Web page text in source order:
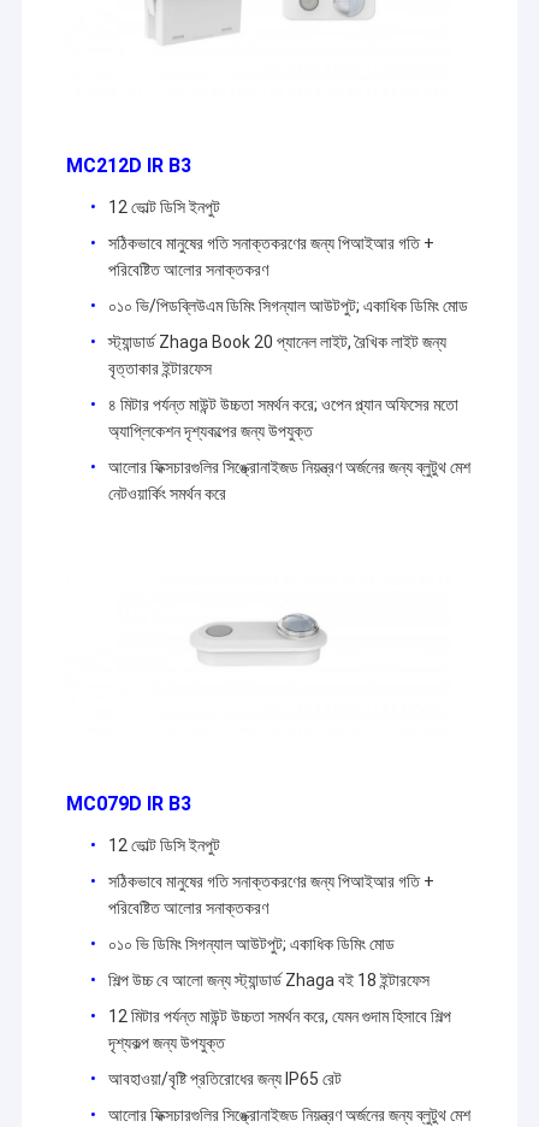
MC212D IR B3
12 ভোল্ট ডিসি ইনপুট
সঠিকভাবে মানুষের গতি সনাক্তকরণের জন্য পিআইআর গতি +
পরিবেষ্টিত আলোর সনাক্তকরণ
০১০ ভি/পিডব্লিউএম ডিমিং সিগন্যাল আউটপুট; একাধিক ডিমিং মোড
স্ট্যান্ডার্ড Zhaga Book 20 প্যানেল লাইট, রৈখিক লাইট জন্য
বৃত্তাকার ইন্টারফেস
৪ মিটার পর্যন্ত মাউন্ট উচ্চতা সমর্থন করে; ওপেন প্ল্যান অফিসের মতো
অ্যাপ্লিকেশন দৃশ্যকল্পের জন্য উপযুক্ত
আলোর ফিক্সচারগুলির সিঙ্ক্রোনাইজড নিয়ন্ত্রণ অর্জনের জন্য ব্লুটুথ মেশ
নেটওয়ার্কিং সমর্থন করে
MC079D IR B3
12 ভোল্ট ডিসি ইনপুট
সঠিকভাবে মানুষের গতি সনাক্তকরণের জন্য পিআইআর গতি +
পরিবেষ্টিত আলোর সনাক্তকরণ
০১০ ভি ডিমিং সিগন্যাল আউটপুট; একাধিক ডিমিং মোড
শিল্প উচ্চ বে আলো জন্য স্ট্যান্ডার্ড Zhaga বই 18 ইন্টারফেস
12 মিটার পর্যন্ত মাউন্ট উচ্চতা সমর্থন করে, যেমন গুদাম হিসাবে শিল্প
দৃশ্যকল্প জন্য উপযুক্ত
আবহাওয়া/বৃষ্টি প্রতিরোধের জন্য IP65 রেট
আলোর ফিক্সচারগুলির সিঙ্ক্রোনাইজড নিয়ন্ত্রণ অর্জনের জন্য ব্লুটুথ মেশ
বুদ্ধিমান আলো নিয়ন্ত্রণের উপর ফোকাস করুন এবং ক্রমাগত
উদ্ভাবন করুন - ঠিক আছে!